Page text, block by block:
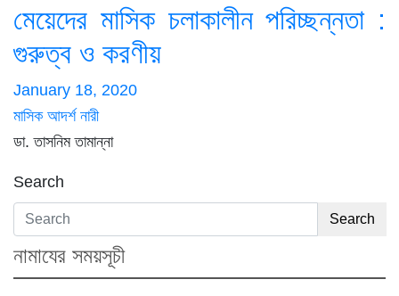
মেয়েদের মাসিক চলাকালীন পরিচ্ছন্নতা :
গুরুত্ব ও করণীয়
January 18, 2020
মাসিক আদর্শ নারী
ডা. তাসনিম তামান্না
Search
Search
নামাযের সময়সূচী